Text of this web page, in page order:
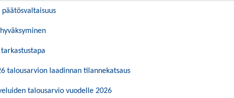
päätösvaltaisuus
talousarvion laadinnan tilannekatsaus
talousarvio vuodelle 2026